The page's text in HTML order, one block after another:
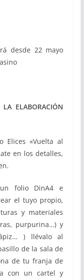
desde 22 mayo
ELABORACIÓN
Elices «Vuelta al
en los detalles,
folio DinA4 e
el tuyo propio,
y materiales
purpurina…) y
) llévalo al
de la sala de
de tu franja de
con un cartel y